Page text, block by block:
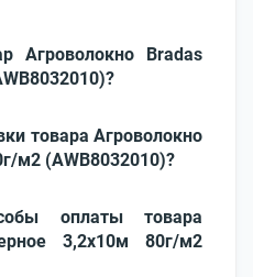
Агроволокно Bradas
товара Агроволокно
м2 (AWB8032010)?
оплаты товара
3,2х10м 80г/м2